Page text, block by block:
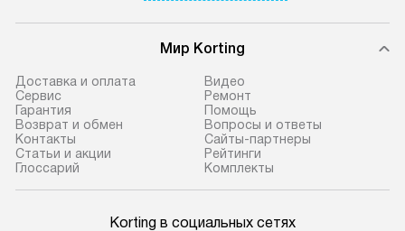
Мир Korting
Доставка и оплата
Сервис
Гарантия
Возврат и обмен
Контакты
Статьи и акции
Глоссарий
Видео
Ремонт
Помощь
Вопросы и ответы
Сайты-партнеры
Рейтинги
Комплекты
Korting в социальных сетях